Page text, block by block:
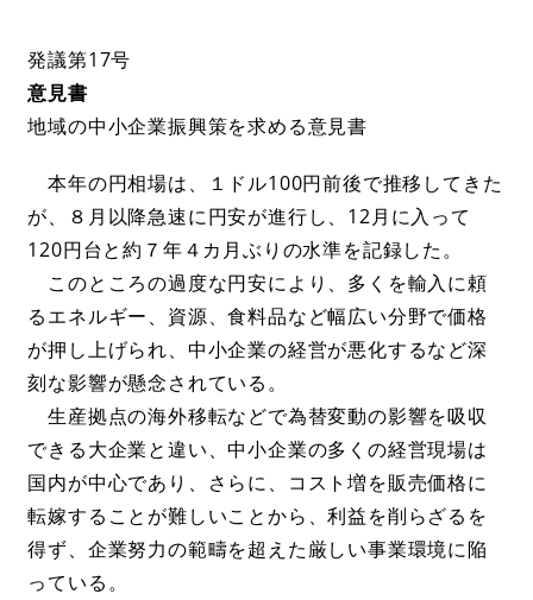
発議第17号
意見書
地域の中小企業振興策を求める意見書
本年の円相場は、１ドル100円前後で推移してきた
が、８月以降急速に円安が進行し、12月に入って
120円台と約７年４カ月ぶりの水準を記録した。
このところの過度な円安により、多くを輸入に頼
るエネルギー、資源、食料品など幅広い分野で価格
が押し上げられ、中小企業の経営が悪化するなど深
刻な影響が懸念されている。
生産拠点の海外移転などで為替変動の影響を吸収
できる大企業と違い、中小企業の多くの経営現場は
国内が中心であり、さらに、コスト増を販売価格に
転嫁することが難しいことから、利益を削らざるを
得ず、企業努力の範疇を超えた厳しい事業環境に陥
っている。